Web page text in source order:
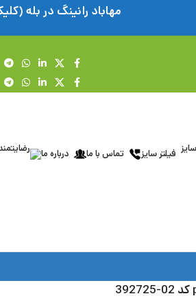
مهاباد رانینگ در بله
فیلتر سایز تماس با ما درباره ما